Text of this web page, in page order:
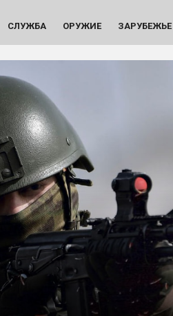
СЛУЖБА ОРУЖИЕ ЗАРУБЕЖЬЕ